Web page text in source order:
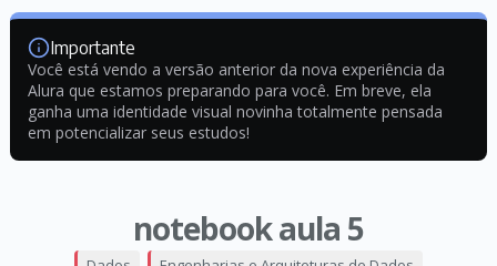
Importante
Você está vendo a versão anterior da nova experiência da
Alura que estamos preparando para você. Em breve, ela
ganha uma identidade visual novinha totalmente pensada
em potencializar seus estudos!
notebook aula 5